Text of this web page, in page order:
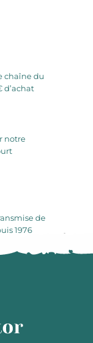
chaîne du
d’achat
notre
de
1976